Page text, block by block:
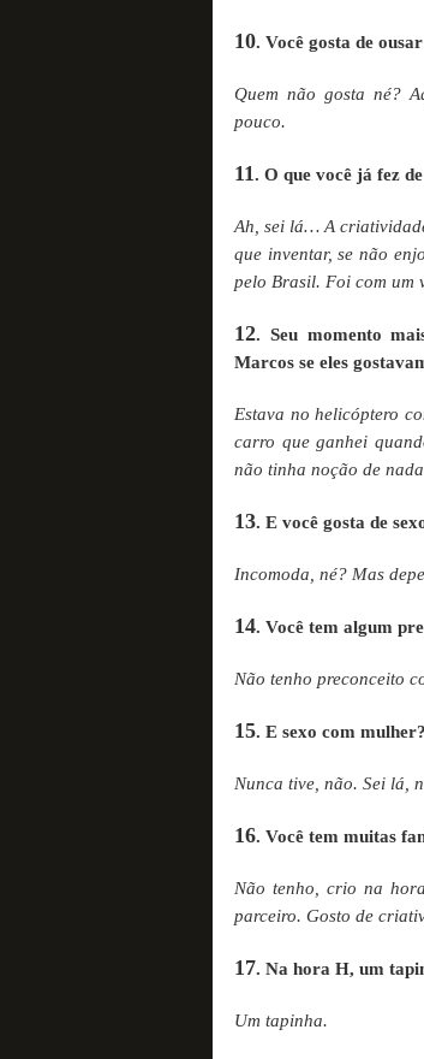
10. Você gosta de
Quem não gosta né?
pouco.
11. O que você já fez
Ah, sei lá… A
que inventar, se não
pelo Brasil. Foi com um
12. Seu momento
Marcos se eles
Estava no helicóptero
carro que ganhei
não tinha noção de
13. E você gosta de
Incomoda, né? Mas
14. Você tem algum
Não tenho preconceito
15. E sexo com
Nunca tive, não. Sei lá,
16. Você tem muitas
Não tenho, crio na
parceiro. Gosto de
17. Na hora H, um
Um tapinha.